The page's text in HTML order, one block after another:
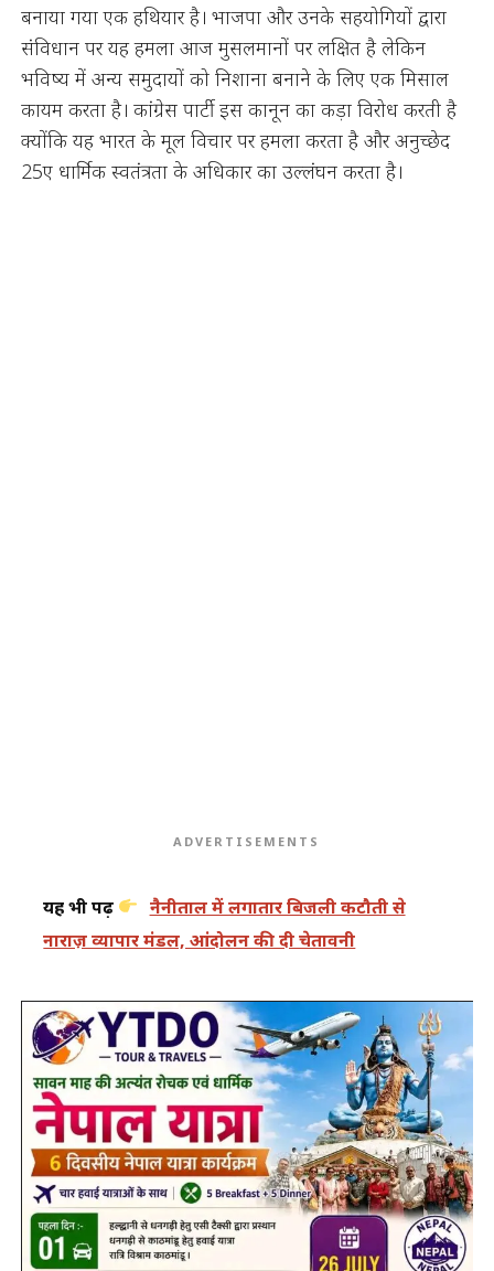
बनाया गया एक हथियार है। भाजपा और उनके सहयोगियों द्वारा
संविधान पर यह हमला आज मुसलमानों पर लक्षित है लेकिन
भविष्य में अन्य समुदायों को निशाना बनाने के लिए एक मिसाल
कायम करता है। कांग्रेस पार्टी इस कानून का कड़ा विरोध करती है
क्योंकि यह भारत के मूल विचार पर हमला करता है और अनुच्छेद
25ए धार्मिक स्वतंत्रता के अधिकार का उल्लंघन करता है।
ADVERTISEMENTS
यह भी पढ़ें
नैनीताल में लगातार बिजली कटौती से
नाराज़ व्यापार मंडल, आंदोलन की दी चेतावनी